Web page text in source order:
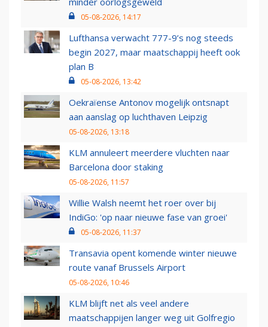
05-08-2026, 14:17
Lufthansa verwacht 777-9’s nog steeds
begin 2027, maar maatschappij heeft ook
plan B
05-08-2026, 13:42
Oekraïense Antonov mogelijk ontsnapt
aan aanslag op luchthaven Leipzig
05-08-2026, 13:18
KLM annuleert meerdere vluchten naar
Barcelona door staking
05-08-2026, 11:57
Willie Walsh neemt het roer over bij
IndiGo: 'op naar nieuwe fase van groei'
05-08-2026, 11:37
Transavia opent komende winter nieuwe
route vanaf Brussels Airport
05-08-2026, 10:46
KLM blijft net als veel andere
maatschappijen langer weg uit Golfregio